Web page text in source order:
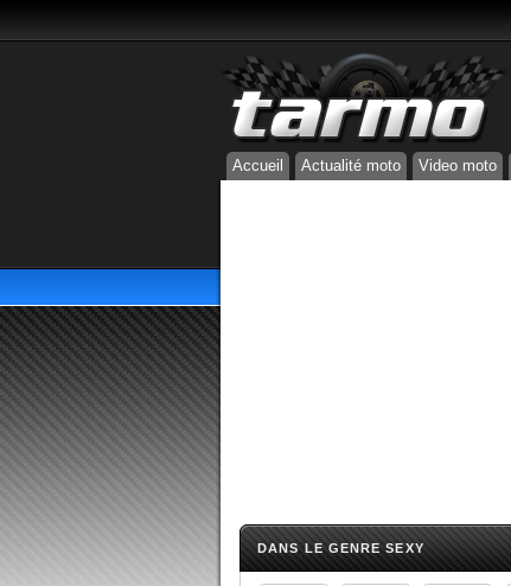
Accueil Actualité moto Video moto
DANS LE GENRE SEXY